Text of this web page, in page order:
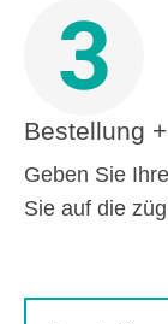
3
Bestellung
Geben Sie
Sie auf die